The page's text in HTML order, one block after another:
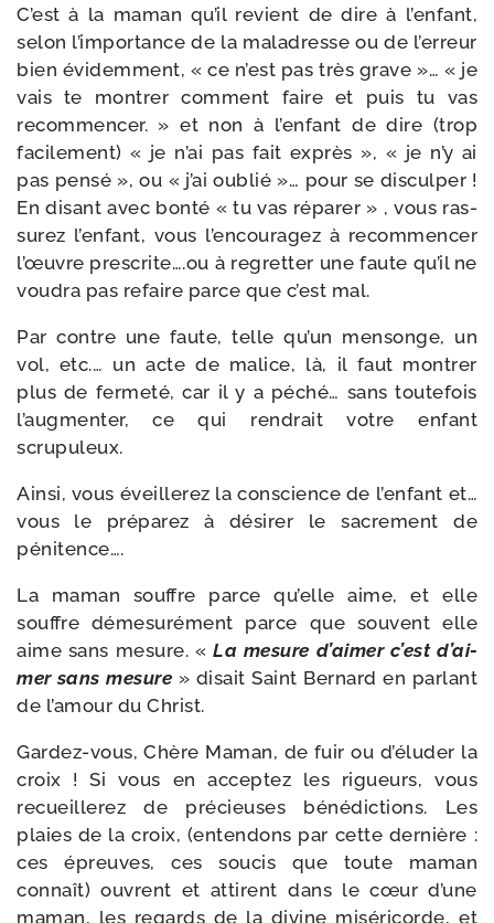
C’est à la maman qu’il revient de dire à l’enfant,
selon l’im­por­tance de la mal­adresse ou de l’er­reur
bien évi­dem­ment, « ce n’est pas très grave »… « je
vais te mon­trer com­ment faire et puis tu vas
recom­men­cer. » et non à l’enfant de dire (trop
faci­le­ment) « je n’ai pas fait exprès », « je n’y ai
pas pen­sé », ou « j’ai oublié »… pour se dis­cul­per !
En disant avec bon­té « tu vas répa­rer » , vous ras­
su­rez l’enfant, vous l’encouragez à recom­men­cer
l’œuvre prescrite….ou à regret­ter une faute qu’il ne
vou­dra pas refaire parce que c’est mal.
Par contre une faute, telle qu’un men­songe, un
vol, etc.… un acte de malice, là, il faut mon­trer
plus de fer­me­té, car il y a péché… sans tou­te­fois
l’augmenter, ce qui ren­drait votre enfant
scrupuleux.
Ainsi, vous éveille­rez la conscience de l’en­fant et…
vous le pré­pa­rez à dési­rer le sacre­ment de
pénitence….
La maman souffre parce qu’elle aime, et elle
souffre déme­su­ré­ment parce que sou­vent elle
aime sans mesure. « La mesure d’ai­mer c’est d’ai­
mer sans mesure » disait Saint Bernard en par­lant
de l’a­mour du Christ.
Gardez-​vous, Chère Maman, de fuir ou d’é­lu­der la
croix ! Si vous en accep­tez les rigueurs, vous
recueille­rez de pré­cieuses béné­dic­tions. Les
plaies de la croix, (enten­dons par cette der­nière :
ces épreuves, ces sou­cis que toute maman
connaît) ouvrent et attirent dans le cœur d’une
maman, les regards de la divine misé­ri­corde, et